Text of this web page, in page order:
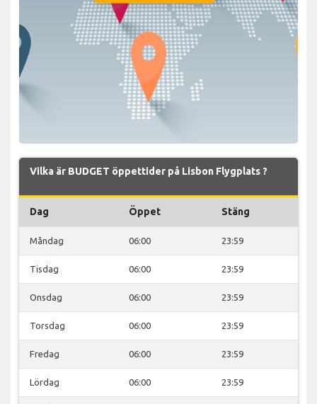
Vilka är BUDGET öppettider på Lisbon Flygplats ?
Dag Öppet Stäng
Måndag 06:00 23:59
Tisdag 06:00 23:59
Onsdag 06:00 23:59
Torsdag 06:00 23:59
Fredag 06:00 23:59
Lördag 06:00 23:59